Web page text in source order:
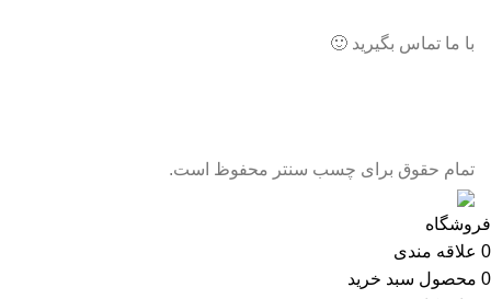
با ما تماس بگیرید 🙂
تمام حقوق برای چسب سنتر محفوظ است.
فروشگاه
0 علاقه مندی
0 محصول سبد خرید